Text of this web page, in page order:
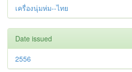
เครื่องนุ่มห่ม--ไทย
Date issued
2556